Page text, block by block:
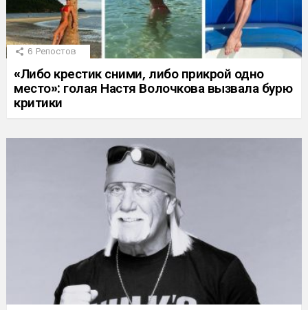
6 Репостов
«Либо крестик сними, либо прикрой одно
место»: голая Настя Волочкова вызвала бурю
критики